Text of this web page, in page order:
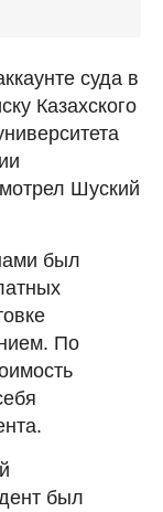
суда в
Казахского
Шуский
был
По
был